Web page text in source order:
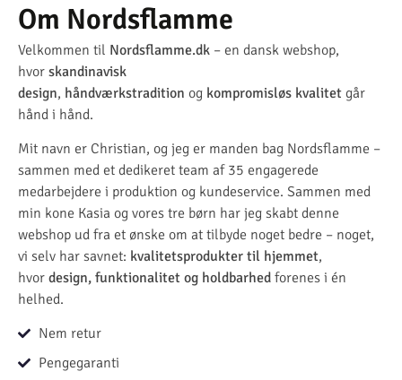
Om Nordsflamme
Velkommen til Nordsflamme.dk – en dansk webshop,
hvor skandinavisk
design, håndværkstradition og kompromisløs kvalitet går
hånd i hånd.
Mit navn er Christian, og jeg er manden bag Nordsflamme –
sammen med et dedikeret team af 35 engagerede
medarbejdere i produktion og kundeservice. Sammen med
min kone Kasia og vores tre børn har jeg skabt denne
webshop ud fra et ønske om at tilbyde noget bedre – noget,
vi selv har savnet: kvalitetsprodukter til hjemmet,
hvor design, funktionalitet og holdbarhed forenes i én
helhed.
Nem retur
Pengegaranti